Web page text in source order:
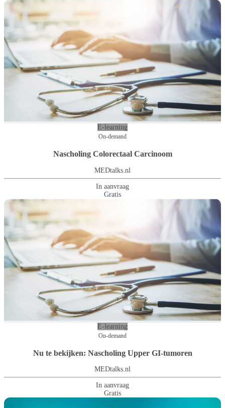
E-learning
On-demand
Nascholing Colorectaal Carcinoom
MEDtalks.nl
In aanvraag
Gratis
E-learning
On-demand
Nu te bekijken: Nascholing Upper GI-tumoren
MEDtalks.nl
In aanvraag
Gratis